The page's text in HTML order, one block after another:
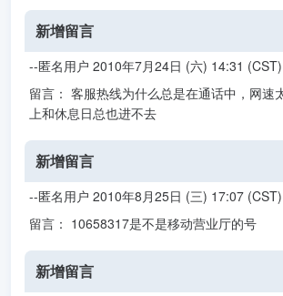
新增留言
--匿名用户 2010年7月24日 (六) 14:31 (CST)
留言： 客服热线为什么总是在通话中，网速
上和休息日总也进不去
新增留言
--匿名用户 2010年8月25日 (三) 17:07 (CST)
留言： 10658317是不是移动营业厅的号
新增留言